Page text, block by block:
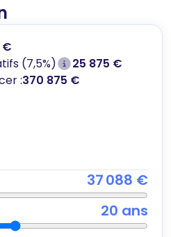
€
(7,5%)
25 875 €
:370 875 €
37 088 €
20 ans